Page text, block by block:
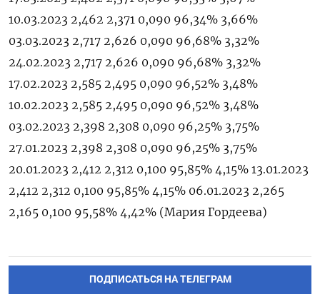
ПОДПИСАТЬСЯ НА ТЕЛЕГРАМ